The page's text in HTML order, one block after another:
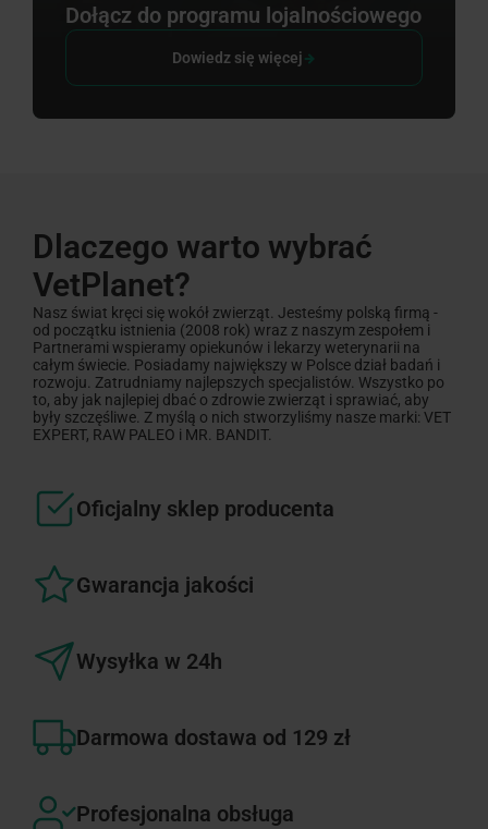
Dołącz do programu lojalnościowego
Dowiedz się więcej
Dlaczego warto wybrać
VetPlanet?
Nasz świat kręci się wokół zwierząt. Jesteśmy polską firmą -
od początku istnienia (2008 rok) wraz z naszym zespołem i
Partnerami wspieramy opiekunów i lekarzy weterynarii na
całym świecie. Posiadamy największy w Polsce dział badań i
rozwoju. Zatrudniamy najlepszych specjalistów. Wszystko po
to, aby jak najlepiej dbać o zdrowie zwierząt i sprawiać, aby
były szczęśliwe. Z myślą o nich stworzyliśmy nasze marki: VET
EXPERT, RAW PALEO i MR. BANDIT.
Oficjalny sklep producenta
Gwarancja jakości
Wysyłka w 24h
Darmowa dostawa od 129 zł
Profesjonalna obsługa